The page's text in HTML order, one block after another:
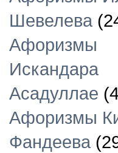
Шевелева
Афоризмы
Искандара
Асадуллае
Афоризмы
Фандеева